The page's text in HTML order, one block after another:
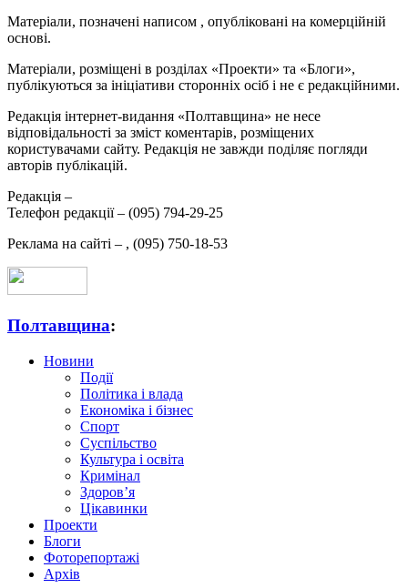
Матеріали, позначені написом , опубліковані на комерційній
основі.
Матеріали, розміщені в розділах «Проекти» та «Блоги»,
публікуються за ініціативи сторонніх осіб і не є редакційними.
Редакція інтернет-видання «Полтавщина» не несе
відповідальності за зміст коментарів, розміщених
користувачами сайту. Редакція не завжди поділяє погляди
авторів публікацій.
Редакція –
Телефон редакції – (095) 794-29-25
Реклама на сайті – , (095) 750-18-53
Полтавщина:
Новини
Події
Політика і влада
Економіка і бізнес
Спорт
Суспільство
Культура і освіта
Кримінал
Здоров’я
Цікавинки
Проекти
Блоги
Фоторепортажі
Архів